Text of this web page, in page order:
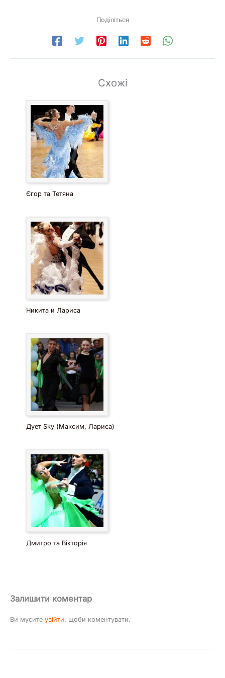
Поділіться
Схожі
Єгор та Тетяна
Никита и Лариса
Дует Sky (Максим, Лариса)
Дмитро та Вікторія
Залишити коментар
Ви мусите увійти, щоби коментувати.